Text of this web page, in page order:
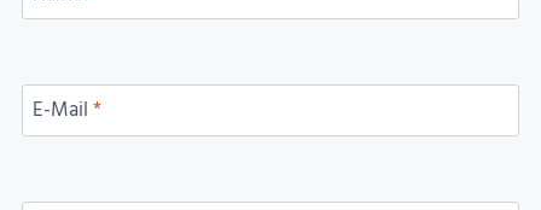
E-Mail*